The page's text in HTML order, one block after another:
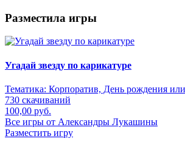
Разместила игры
Угадай звезду по карикатуре
Тематика: Корпоратив, День рождения
730 скачиваний
100,00 руб.
Все игры от Александры Лукашины
Разместить игру